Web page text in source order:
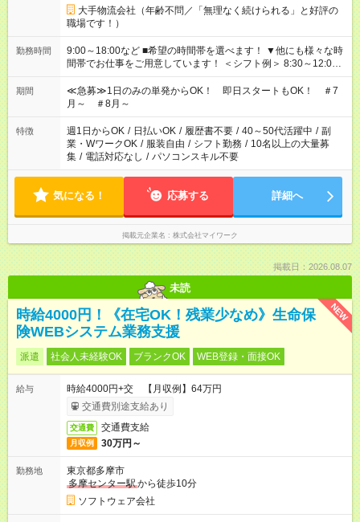
大手物流会社（年齢不問／「無理なく続けられる」と好評の
職場です！）
勤務時間
9:00～18:00など ■希望の時間帯を選べます！ ▼他にも様々な時
間帯でお仕事をご用意しています！ ＜シフト例＞ 8:30～12:00
17:00～22:00 13:00～22:00 22:00～翌6:00 など
期間
≪急募≫1日のみの単発からOK！ 即日スタートもOK！ ＃7
月～ ＃8月～
特徴 週1日からOK / 日払いOK / 履歴書不要 / 40～50代活躍中 / 副
業・WワークOK / 服装自由 / シフト勤務 / 10名以上の大量募
集 / 電話対応なし / パソコンスキル不要
気になる！ 応募する 詳細へ
掲載元企業名 株式会社マイワーク
掲載日：2026.08.07
未読
NEW
時給4000円！《在宅OK！残業少なめ》生命保
険WEBシステム業務支援
派遣 社会人未経験OK ブランクOK WEB登録・面接OK
給与
時給4000円+交 【月収例】64万円
交通費別途支給あり
交通費 交通費支給
月収例 30万円～
勤務地
東京都多摩市
多摩センター駅から徒歩10分
ソフトウェア会社